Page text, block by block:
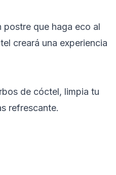
postre que haga eco al
creará una experiencia
de cóctel, limpia tu
refrescante.